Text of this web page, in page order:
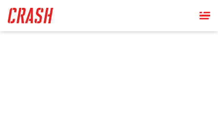
main
content